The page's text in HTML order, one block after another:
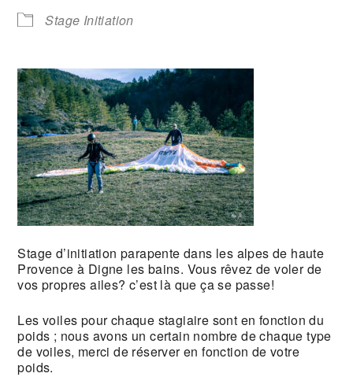
Stage Initiation
Stage d’initiation parapente dans les alpes de haute
Provence à Digne les bains. Vous rêvez de voler de
vos propres ailes? c’est là que ça se passe!
Les voiles pour chaque stagiaire sont en fonction du
poids ; nous avons un certain nombre de chaque type
de voiles, merci de réserver en fonction de votre
poids.